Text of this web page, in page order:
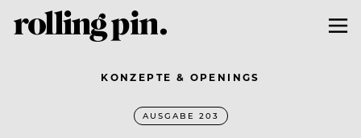
KONZEPTE & OPENINGS
AUSGABE 203